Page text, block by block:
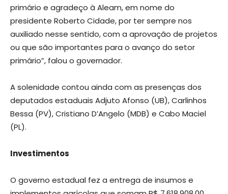
primário e agradeço à Aleam, em nome do
presidente Roberto Cidade, por ter sempre nos
auxiliado nesse sentido, com a aprovação de projetos
ou que são importantes para o avanço do setor
primário”, falou o governador.
A solenidade contou ainda com as presenças dos
deputados estaduais Adjuto Afonso (UB), Carlinhos
Bessa (PV), Cristiano D’Angelo (MDB) e Cabo Maciel
(PL).
Investimentos
O governo estadual fez a entrega de insumos e